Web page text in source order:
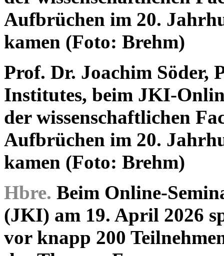
Prof. Dr. Joachim Söder,
Institutes, beim JKI-
der wissenschaftlichen
Aufbrüchen im 20.
kamen (Foto: Brehm)
Hbre. Beim Online-
(JKI) am 19. April 2026
vor knapp 200